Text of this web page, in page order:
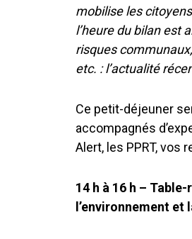
mobilise les
l’heure du bilan est
risques
etc. : l’actualité
Ce petit-déjeuner
accompagnés
Alert, les PPRT, vos
14 h à 16 h –
l’environnement et